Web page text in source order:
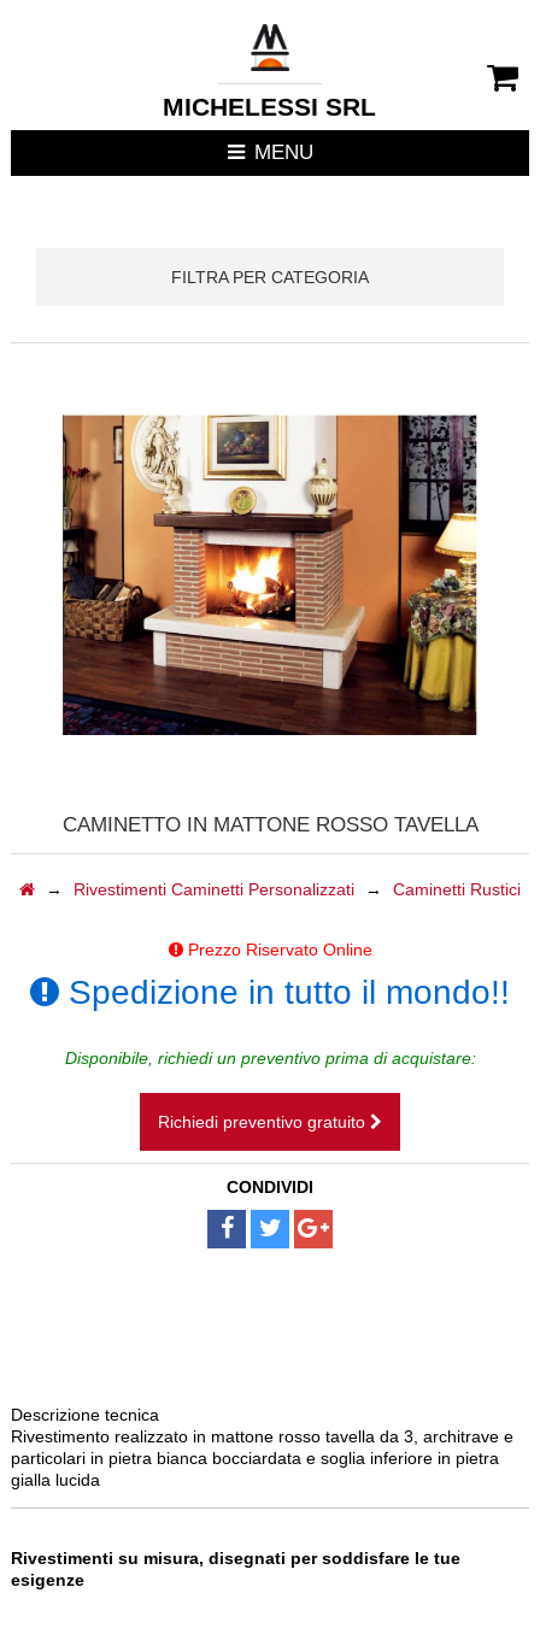
MICHELESSI SRL
MENU
RIVESTIMENTI
TERMOCUCINE E
CUCINE DA INTERNO
CALDAIE
GAZEBI
CAMINI A GAS
BARBECUE
CAMINI ELETTRICI
CAMINI SOSPESI
BAGNI
FILTRA PER CATEGORIA
CAMINETTO IN MATTONE ROSSO TAVELLA
→ Rivestimenti Caminetti Personalizzati → Caminetti Rustici
Prezzo Riservato Online
Spedizione in tutto il mondo!!
Disponibile, richiedi un preventivo prima di acquistare:
Richiedi preventivo gratuito
CONDIVIDI
Descrizione tecnica
Rivestimento realizzato in mattone rosso tavella da 3, architrave e
particolari in pietra bianca bocciardata e soglia inferiore in pietra
gialla lucida
Rivestimenti su misura, disegnati per soddisfare le tue
esigenze